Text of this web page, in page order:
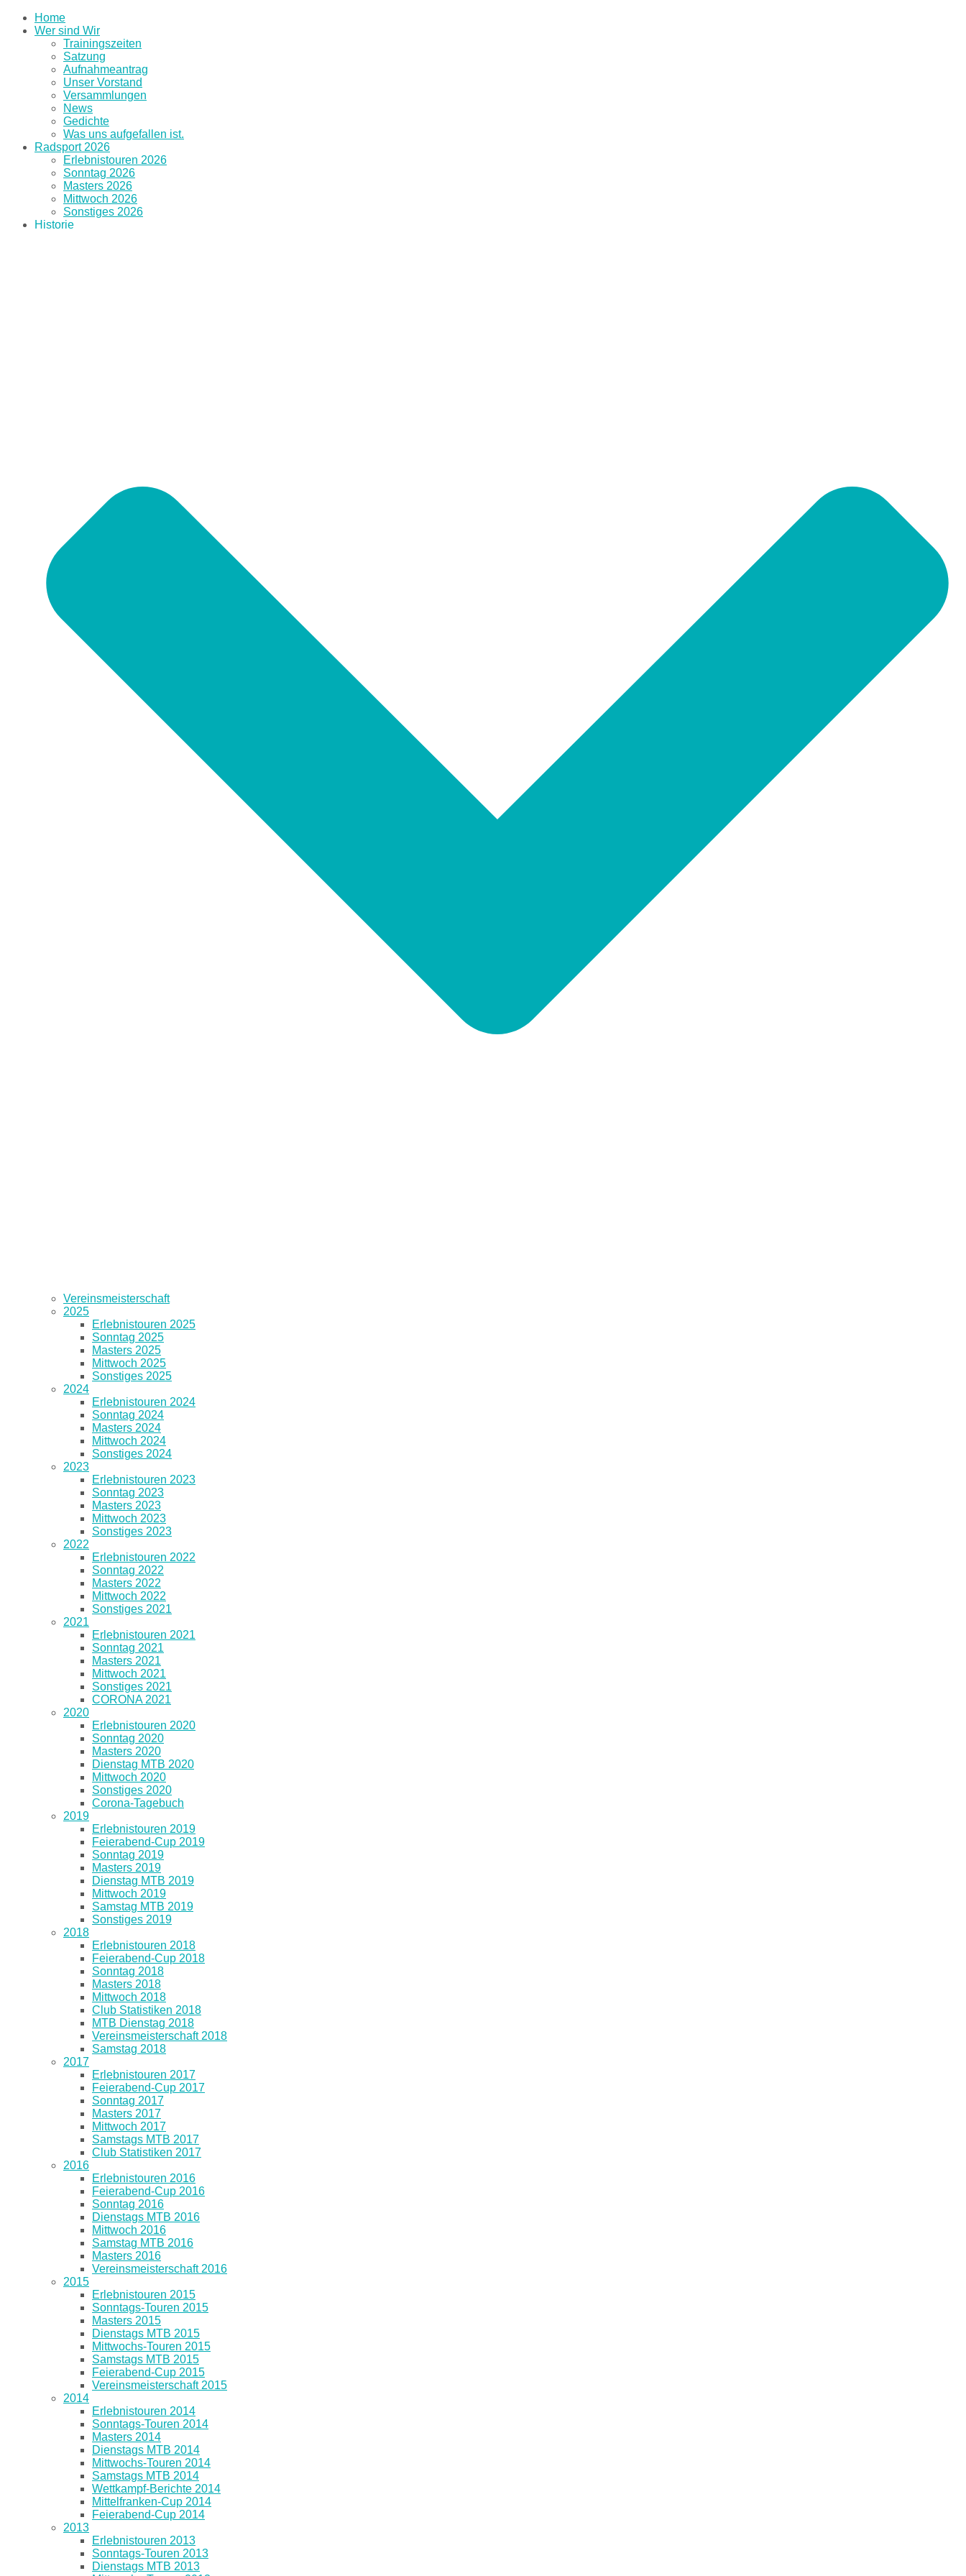
Home
Wer sind Wir
Trainingszeiten
Satzung
Aufnahmeantrag
Unser Vorstand
Versammlungen
News
Gedichte
Was uns aufgefallen ist.
Radsport 2026
Erlebnistouren 2026
Sonntag 2026
Masters 2026
Mittwoch 2026
Sonstiges 2026
Historie
Vereinsmeisterschaft
2025
Erlebnistouren 2025
Sonntag 2025
Masters 2025
Mittwoch 2025
Sonstiges 2025
2024
Erlebnistouren 2024
Sonntag 2024
Masters 2024
Mittwoch 2024
Sonstiges 2024
2023
Erlebnistouren 2023
Sonntag 2023
Masters 2023
Mittwoch 2023
Sonstiges 2023
2022
Erlebnistouren 2022
Sonntag 2022
Masters 2022
Mittwoch 2022
Sonstiges 2021
2021
Erlebnistouren 2021
Sonntag 2021
Masters 2021
Mittwoch 2021
Sonstiges 2021
CORONA 2021
2020
Erlebnistouren 2020
Sonntag 2020
Masters 2020
Dienstag MTB 2020
Mittwoch 2020
Sonstiges 2020
Corona-Tagebuch
2019
Erlebnistouren 2019
Feierabend-Cup 2019
Sonntag 2019
Masters 2019
Dienstag MTB 2019
Mittwoch 2019
Samstag MTB 2019
Sonstiges 2019
2018
Erlebnistouren 2018
Feierabend-Cup 2018
Sonntag 2018
Masters 2018
Mittwoch 2018
Club Statistiken 2018
MTB Dienstag 2018
Vereinsmeisterschaft 2018
Samstag 2018
2017
Erlebnistouren 2017
Feierabend-Cup 2017
Sonntag 2017
Masters 2017
Mittwoch 2017
Samstags MTB 2017
Club Statistiken 2017
2016
Erlebnistouren 2016
Feierabend-Cup 2016
Sonntag 2016
Dienstags MTB 2016
Mittwoch 2016
Samstag MTB 2016
Masters 2016
Vereinsmeisterschaft 2016
2015
Erlebnistouren 2015
Sonntags-Touren 2015
Masters 2015
Dienstags MTB 2015
Mittwochs-Touren 2015
Samstags MTB 2015
Feierabend-Cup 2015
Vereinsmeisterschaft 2015
2014
Erlebnistouren 2014
Sonntags-Touren 2014
Masters 2014
Dienstags MTB 2014
Mittwochs-Touren 2014
Samstags MTB 2014
Wettkampf-Berichte 2014
Mittelfranken-Cup 2014
Feierabend-Cup 2014
2013
Erlebnistouren 2013
Sonntags-Touren 2013
Dienstags MTB 2013